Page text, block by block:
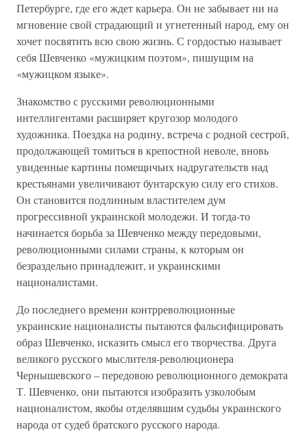
Петербурге, где его ждет карьера. Он не забывает ни на
мгновение свой страдающий и угнетенный народ, ему он
хочет посвятить всю свою жизнь. С гордостью называет
себя Шевченко «мужицким поэтом», пишущим на
«мужицком языке».
Знакомство с русскими революционными
интеллигентами расширяет кругозор молодого
художника. Поездка на родину, встреча с родной сестрой,
продолжающей томиться в крепостной неволе, вновь
увиденные картины помещичьих надругательств над
крестьянами увеличивают бунтарскую силу его стихов.
Он становится подлинным властителем дум
прогрессивной украинской молодежи. И тогда-то
начинается борьба за Шевченко между передовыми,
революционными силами страны, к которым он
безраздельно принадлежит, и украинскими
националистами.
До последнего времени контрреволюционные
украинские националисты пытаются фальсифицировать
образ Шевченко, исказить смысл его творчества. Друга
великого русского мыслителя-революционера
Чернышевского – передовою революционного демократа
Т. Шевченко, они пытаются изобразить узколобым
националистом, якобы отделявшим судьбы украинского
народа от судеб братского русского народа.